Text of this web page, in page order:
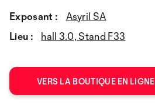
Exposant :
Asyril SA
Lieu :
hall 3.0, Stand F33
VERS LA BOUTIQUE EN LIGNE